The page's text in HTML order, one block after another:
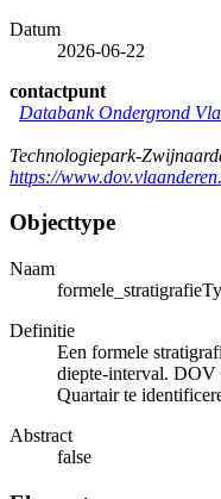
Datum
2026-06-22
contactpunt
Databank Ondergrond
Technologiepark-
https://
Objecttype
Naam
Definitie
Een formele
diepte-interval. DOV
Quartair te
Abstract
false